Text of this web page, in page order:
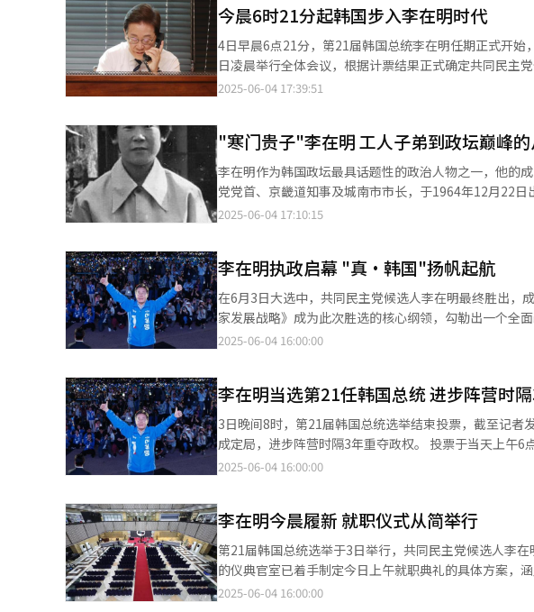
任务，宣布将立即启动紧急经济安全战略工作小组（TF
表示：“即将启动的民主党政权李在明政府，将是以正义为
面，李在明承诺，将以国民大团结为契机，终结长期困
调，有必要彻底查明因内乱而引发的民生、经济、安全、
表示，韩国社会应当摆脱意识形态的桎梏，并将新政
性。 在经济秩序方面，他明确表示：“绝不容许威胁国民生命、侵害工人正当权益、压迫弱者的行为，也不会放任以
不正当交易扰乱市场秩序、破坏公平竞争的现象。” 在外交与安保政策上，李在明强调，将以国家利益为出发点，推
行实用主义外交方针，主动应对全球经济与安全格局的
日三边合作，并本着实用主义原则处理与周边国家的关系。 他指出，国家必须重拾增长与发展的动力。他承诺
人工智能（AI）、半导体等战略性高科技产业进行大规
立全球内容新标准，力争跻身全球五大文化强国和软实力强国之列。 在社会安全领域，他强调以
国家”为核心课题，必须彻查世越号、梨泰院、五松地
胁。 关于对朝政策，李在明表示，将以“朝鲜GDP两倍规模的国防预算”及“世界第五的军事实力”、韩美军事同盟
为基础，构建有效威慑体系，同时保持沟通窗口的敞开
因非法戒严而受损的军队荣誉与国民信任，坚决防止军队再次被政治所动员。 他重
言：“过去拯救了现在，死者拯救了生者。现在轮到我
民在深重伤痕中开出希望之花的召唤，全力描绘国家新愿景。 就职典礼结束后，李在明随即前往龙山总统
履职。自当选以来，他迅速投入施政筹备，未设总统交
3月结婚。李在明曾经在社交网络服务（SNS）上回忆
定的伴侣。那个让我一见钟情的人，就是金惠京。” 金惠京平凡的人生发生转变是在2006年前后，当时李在明决定
参选京畿道城南市市长。面对丈夫的决定，金惠京说
路。从那以后，她便开始协助李在明的政治活动，也经常提出政策建议。 李在明此前表
借服务的“玩具图书馆”项目，以及为服兵役的青年在服
感。 情况自2018年起发生变化。在当年地方选举民主党内京畿知事初选期间，有指控称一个发布针对前总统文在寅
以及李在明当时的对手全海澈议员的恶意推文账号由金
中，金惠京涉嫌滥用法人卡事件也成为争议焦点。 此次大选期间，还在与法律问题交战的金惠京避免公开露面，转而
低调支持丈夫的选战。她悄然走访全国寺庙、光州“
她“隐秘内助”的角色。 李在明多次表示，因为自己的政治选择，妻子和孩子一直在承受不必要的痛苦，他对此深感
我的妻子成了牺牲品。真的非常抱歉，甚至悲痛到想死。” 另外，今日下午3点，共同民主党即将在中央党部举
举对策委员会解散仪式。李在明计划向一直支持自己的
当天的首个正式日程后，李在明或立即着手进行内阁人
今晨6时21分起韩国步入李在明时代
4日早晨6点21分，第21届韩国总统李在明任期正式开始，总统所有权
日凌晨举行全体会议，根据计票结果正式确定共同民主
央选举管理委员会通过总统当选人决议案同时，新任总
2025-06-04 17:39:51
"寒门贵子"李在明 工人子弟到政坛巅峰
李在明作为韩国政坛最具话题性的政治人物之一，他的
党党首、京畿道知事及城南市市长，于1964年12月22日出生于韩国庆尚北道
排行老五。幼时随家人迁居至京畿道城南市盆唐区。彼
压力，李在明不得不中断学业，进入一家压铸工厂工作
吸入橡胶加热产生的毒气导致肺部及皮肤严重损伤，更
件下，他仍坚持自学完成高中学历认证，并于20岁时考
袭的奇迹。 求学期间，李在明持续勤工俭学，从事家教、洗碗工、司法文书等多种工作。与多数家境优渥的同窗不
同，他仍需定期寄钱补贴家用，肩负着远超同龄人的生活重担。 大学时期，李在明深受“社会正义”与
律所机会，选择回到城南市开设小型律师事务所，专注代理劳工权益及
身市民团体活动，在劳动权益保障、反歧视、反强制拆
案件，逐渐成为当地知名人权律师。这段经历为他日后从政奠定了坚实
国会议员，但因政治经验不足而落选。2010年重整旗鼓
括“透明预算制度”、“青年分红金计划”、“弱势群体
基本收入”、“京畿灾难基本支援金”等创新性社会福
益不当分配等。特别是在新冠疫情期间，他主张实施快
力。 2021年，李在明在共同民主党总统候选人党内初选中胜出，代表进步阵营参加2022年总统大选。他提出公平经
济、扩大福利、司法改革等政纲，与保守派候选人尹锡
国总统选举史上最小票差纪录。 选后，李在明继续保持高度政治活跃度。先是参加仁川桂阳乙选区的国会议员补缺选
2025-06-04 17:10:15
李在明执政启幕 "真·韩国"扬帆起航
在6月3日大选中，共同民主党候选人李在明最终胜出，
家发展战略》成为此次胜选的核心纲领，勾勒出一个全
展现出他以人为本的政策哲学，还构筑起一个经济强劲
动“能源高速公路”建设，整合再生能源、储能设备与智
标。他还主张振兴资本市场，力图开启“股指5000时代
股东权利，增强市场信心。此外，他承诺推动
航天、能源与制造，建立以高端技术为中心的国家增长引擎。 ◆文化实力争做全球五强 文化政策方面，
软实力全球前五的目标，计划提升文化产业规模至300
护。他也重视创作人才的培养与福利，强调扩大文化基
防外交注重实用主义 在外交与安全领域，他主张以国
盟的基础上拓展经济外交，提升韩国在国际舞台上的地
技打造“智能强军”，推进韩国防务产业跻身世界四强
战队改编为独立的“准第四军”。 ◆国土结构力求均衡发展 区域均衡发展是李在明政策的另一核心。他提出完
2025-06-04 16:00:00
李在明当选第21任韩国总统 进步阵营时
3日晚间8时，第21届韩国总统选举结束投票，截至记
成定局，进步阵营时隔3年重夺政权。 投票于当天上午6点起在全国1.4295万个投票站举行，选民共计4439.1871万
人，其中已有1542.3607万人参与上月29日至30日的缺
7.7%，由于出口调查与最终结果基本一致，李在明当选已无悬念。 从选民年龄层来看，在20-59岁
领先于金文洙。尤其在40-49岁和50-59岁选民中，李
岁和70岁以上选民中，金文洙的得票率为48.9%和64%，李在明为48%和34%
民支持李在明，39.2%支持金文洙候选人。男性选民中李在明
的李在明毕业于中央大学法律系，人权律师出身的他曾
2025-06-04 16:00:00
李在明今晨履新 就职仪式从简举行
第21届韩国总统选举于3日举行，共同民主党候选人李
的仪典官室已着手制定今日上午就职典礼的具体方案，涵盖典礼时间
尹锡悦遭弹劾而提前举行，李在明将立即开始任期。据
2025-06-04 16:00:00